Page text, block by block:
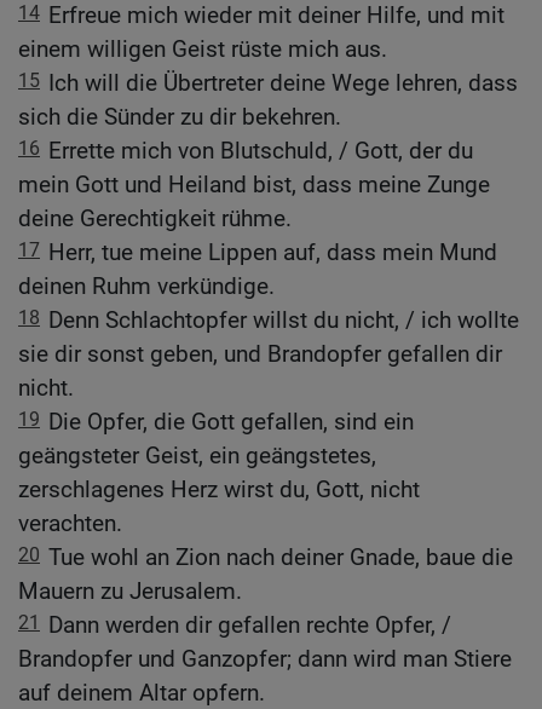
14 Erfreue mich wieder mit deiner Hilfe, und mit
einem willigen Geist rüste mich aus.
15 Ich will die Übertreter deine Wege lehren, dass
sich die Sünder zu dir bekehren.
16 Errette mich von Blutschuld, / Gott, der du
mein Gott und Heiland bist, dass meine Zunge
deine Gerechtigkeit rühme.
17 Herr, tue meine Lippen auf, dass mein Mund
deinen Ruhm verkündige.
18 Denn Schlachtopfer willst du nicht, / ich wollte
sie dir sonst geben, und Brandopfer gefallen dir
nicht.
19 Die Opfer, die Gott gefallen, sind ein
geängsteter Geist, ein geängstetes,
zerschlagenes Herz wirst du, Gott, nicht
verachten.
20 Tue wohl an Zion nach deiner Gnade, baue die
Mauern zu Jerusalem.
21
Dann werden dir gefallen rechte Opfer, /
Brandopfer und Ganzopfer; dann wird man Stiere
auf deinem Altar opfern.